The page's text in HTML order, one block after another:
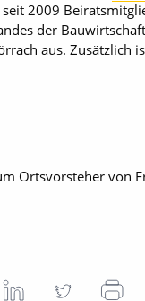
2009
der
aus. Zusätzlich
Ortsvorsteher von